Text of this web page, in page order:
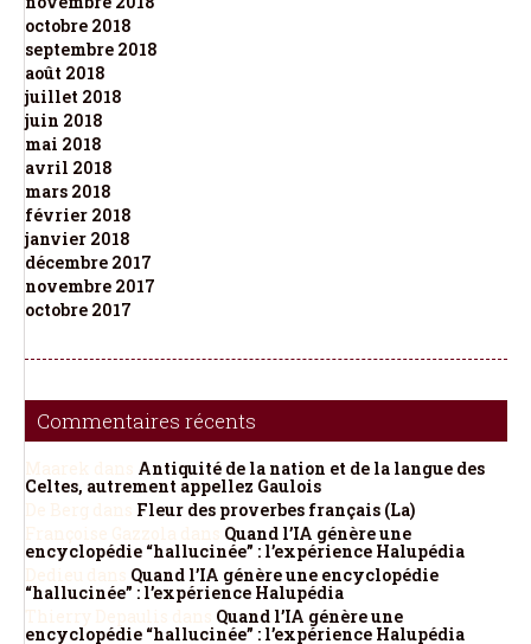
octobre 2018
septembre 2018
août 2018
juillet 2018
juin 2018
mai 2018
avril 2018
mars 2018
février 2018
janvier 2018
décembre 2017
novembre 2017
octobre 2017
Commentaires récents
Antiquité de la nation et de la langue des
Celtes, autrement appellez Gaulois
Fleur des proverbes français (La)
Quand l’IA génère une
encyclopédie “hallucinée” : l’expérience Halupédia
Quand l’IA génère une encyclopédie
“hallucinée” : l’expérience Halupédia
Quand l’IA génère une
encyclopédie “hallucinée” : l’expérience Halupédia